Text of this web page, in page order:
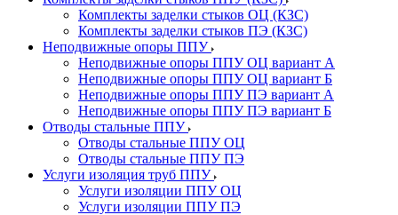
Комплекты заделки стыков ОЦ (КЗС)
Комплекты заделки стыков ПЭ (КЗС)
Неподвижные опоры ППУ
Неподвижные опоры ППУ ОЦ вариант А
Неподвижные опоры ППУ ОЦ вариант Б
Неподвижные опоры ППУ ПЭ вариант А
Неподвижные опоры ППУ ПЭ вариант Б
Отводы стальные ППУ
Отводы стальные ППУ ОЦ
Отводы стальные ППУ ПЭ
Услуги изоляция труб ППУ
Услуги изоляции ППУ ОЦ
Услуги изоляции ППУ ПЭ